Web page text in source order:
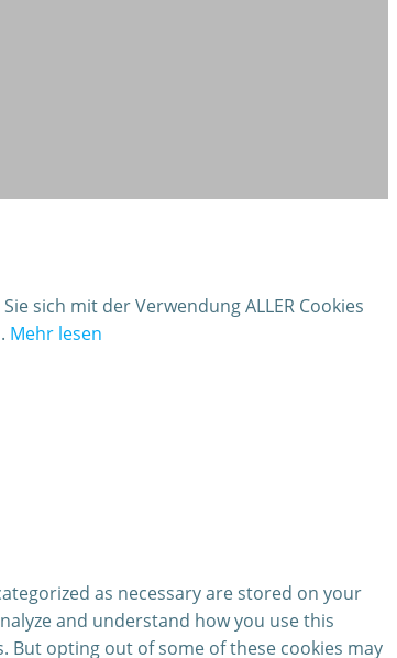
sich mit der Verwendung ALLER Cookies
Mehr lesen
as necessary are stored on your
and understand how you use this
But opting out of some of these cookies may